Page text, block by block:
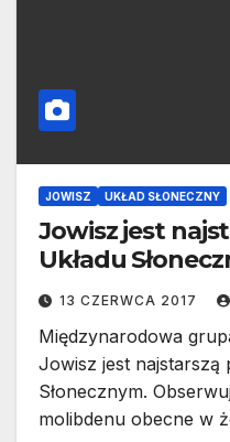
JOWISZ UKŁAD SŁONECZNY
Jowisz jest
Układu
13 CZERWCA 2017
Międzynarodowa
Jowisz jest najstarszą
Słonecznym.
molibdenu obecne w